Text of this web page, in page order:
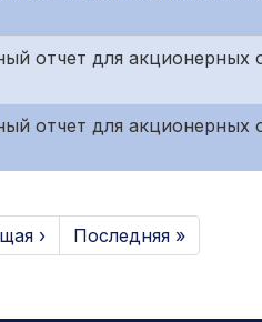
отчет для акционерных
отчет для акционерных
› Последняя »